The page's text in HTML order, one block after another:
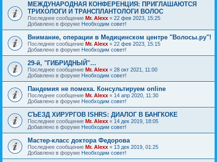
МЕЖДУНАРОДНАЯ КОНФЕРЕНЦИЯ: ПРИГЛАШАЮТСЯ
ТРИХОЛОГИ И ТРАНСПЛАНТОЛОГИ ВОЛОС
Последнее сообщение Mr. Alexx « 22 фев 2023, 15:25
Добавлено в форуме Необходим совет!
Внимание, операции в Медицинском центре "Волосы.ру"!
Последнее сообщение Mr. Alexx « 22 фев 2023, 15:15
Добавлено в форуме Необходим совет!
29-й, "ГИБРИДНЫЙ"…
Последнее сообщение Mr. Alexx « 28 окт 2021, 11:00
Добавлено в форуме Необходим совет!
Пандемия не помеха. Консультируем online
Последнее сообщение Mr. Alexx « 14 апр 2020, 11:30
Добавлено в форуме Необходим совет!
СЪЕЗД ХИРУРГОВ ISHRS: ДИАЛОГ В БАНГКОКЕ
Последнее сообщение Mr. Alexx « 14 дек 2019, 18:05
Добавлено в форуме Необходим совет!
Мастер-класс доктора Федорова
Последнее сообщение Mr. Alexx « 13 дек 2019, 01:25
Добавлено в форуме Необходим совет!